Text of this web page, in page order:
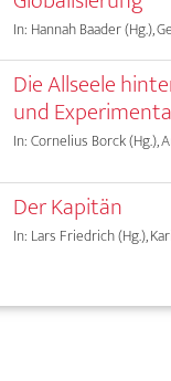
In: Hannah Baader (Hg.),
Die Allseele
und
In: Cornelius Borck (Hg.),
Der Kapitän
In: Lars Friedrich (Hg.),